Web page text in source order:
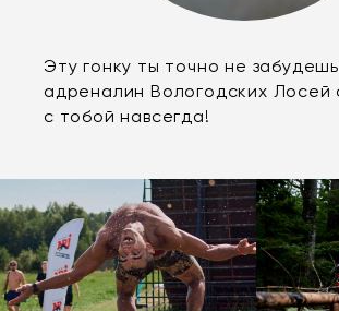
Эту гонку ты точно не
адреналин Вологодских Лосей
с тобой навсегда!